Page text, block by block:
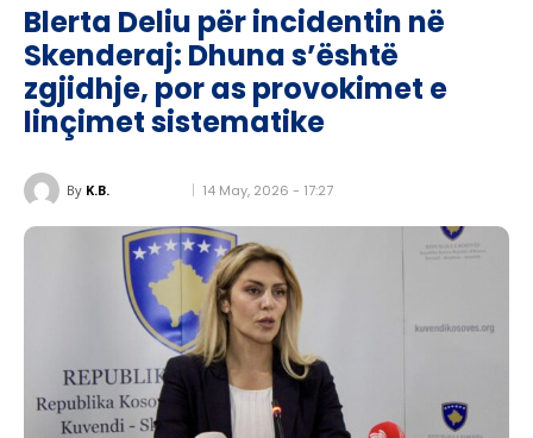
Blerta Deliu për incidentin në
Skenderaj: Dhuna s’është
zgjidhje, por as provokimet e
linçimet sistematike
By K.B. 14 May, 2026 - 17:27